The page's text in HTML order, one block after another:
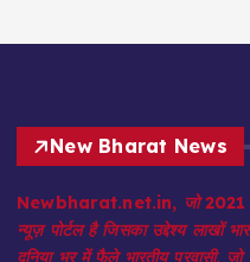
New Bharat News
Newbharat.net.in, जो 2021 में
न्यूज़ पोर्टल है जिसका उद्देश्य लाखों
दुनिया भर में फैले भारतीय प्रवासी,